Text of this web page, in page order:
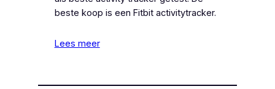
beste koop is een Fitbit activitytracker.
Lees meer